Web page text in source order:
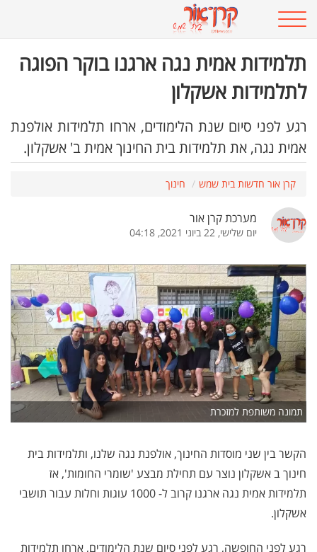
תלמידות אמית נגה ארגנו בוקר הפוגה
לתלמידות אשקלון
רגע לפני סיום שנת הלימודים, ארחו תלמידות אולפנת
אמית נגה, את תלמידות בית החינוך אמית ב' אשקלון.
קרן אור חדשות בית שמש חינוך
מערכת קרן אור
יום שלישי, 22 ביוני 2021, 04:18
תמונה משותפת למזכרת
הקשר בין שני מוסדות החינוך, אולפנת נגה שלנו, ותלמידות בית
חינוך ב אשקלון נוצר עם תחילת מבצע 'שומרי החומות', אז
תלמידות אמית נגה ארגנו קרוב ל- 1000 עוגות וחלות עבור תושבי
אשקלון.
רגע לפני החופשה, רגע לפני סיום שנת הלימודים, ארחו תלמידות